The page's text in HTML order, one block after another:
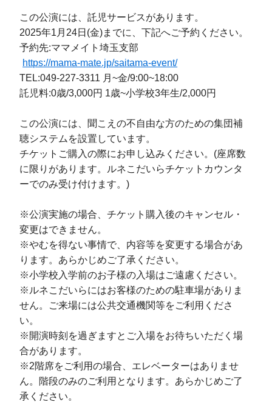
この公演には、託児サービスがあります。
2025年1月24日(金)までに、下記へご予約ください。
予約先:ママメイト埼玉支部
https://mama-mate.jp/saitama-event/
TEL:049-227-3311 月~金/9:00~18:00
託児料:0歳/3,000円 1歳~小学校3年生/2,000円
この公演には、聞こえの不自由な方のための集団補
聴システムを設置しています。
チケットご購入の際にお申し込みください。(座席数
に限りがあります。ルネこだいらチケットカウンタ
ーでのみ受け付けます。)
※公演実施の場合、チケット購入後のキャンセル・
変更はできません。
※やむを得ない事情で、内容等を変更する場合があ
ります。あらかじめご了承ください。
※小学校入学前のお子様の入場はご遠慮ください。
※ルネこだいらにはお客様のための駐車場がありま
せん。ご来場には公共交通機関等をご利用くださ
い。
※開演時刻を過ぎますとご入場をお待ちいただく場
合があります。
※2階席をご利用の場合、エレベーターはありませ
ん。階段のみのご利用となります。あらかじめご了
承ください。